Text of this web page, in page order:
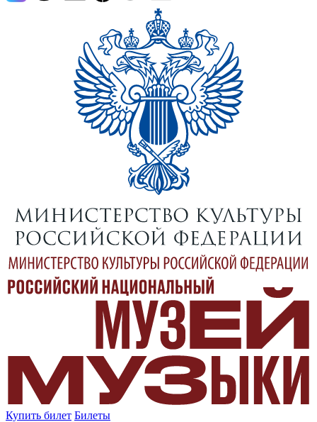
Купить билет Билеты